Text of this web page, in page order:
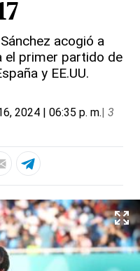
acogió a
el primer partido de
y EE.UU.
2024 | 06:35 p. m.| 3